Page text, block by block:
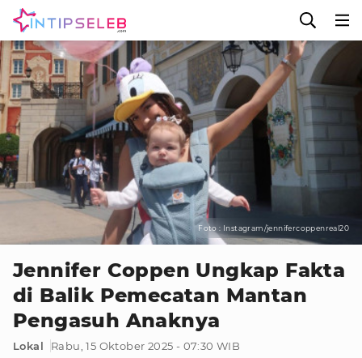
Foto : Instagram/jennifercoppenreal20
Jennifer Coppen Ungkap Fakta
di Balik Pemecatan Mantan
Pengasuh Anaknya
Lokal
Rabu, 15 Oktober 2025 - 07:30 WIB